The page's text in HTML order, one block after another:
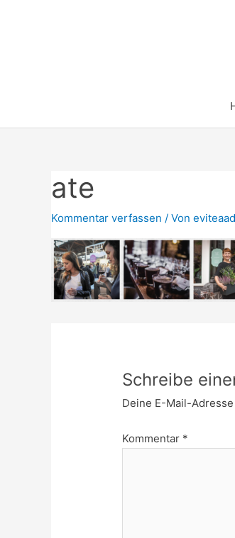
ate
Kommentar verfassen / Von
Schreibe
Deine E-Mail-
Kommentar *